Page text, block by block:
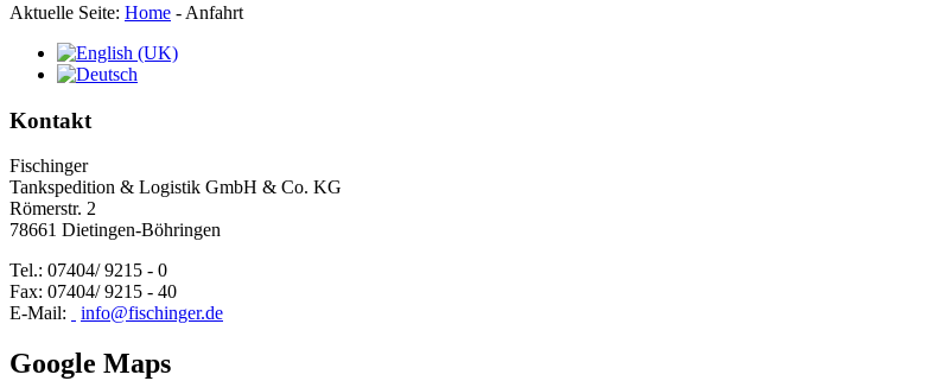
Aktuelle Seite: Home - Anfahrt
Kontakt
Fischinger
Tankspedition & Logistik GmbH & Co. KG
Römerstr. 2
78661 Dietingen-Böhringen
Tel.: 07404/ 9215 - 0
Fax: 07404/ 9215 - 40
E-Mail:
info@fischinger.de
Google Maps